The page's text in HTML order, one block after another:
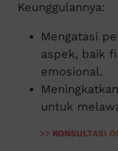
Keunggulannya:
Mengatasi
aspek, baik
emosional.
untuk
>> KONSULTASI